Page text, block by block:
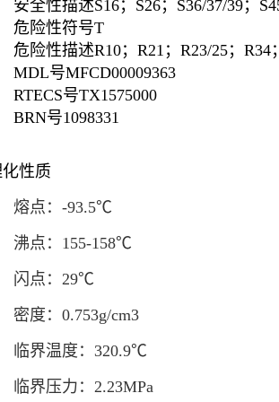
安全性描述S16；S26；S36/37/39；
危险性符号T
危险性描述R10；R21；R23/25；R34
MDL号MFCD00009363
RTECS号TX1575000
BRN号1098331
性质
熔点：-93.5℃
沸点：155-158℃
闪点：29℃
密度：0.753g/cm3
临界温度：320.9℃
临界压力：2.23MPa